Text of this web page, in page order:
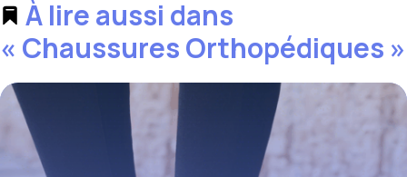
À lire aussi dans
« Chaussures Orthopédiques »